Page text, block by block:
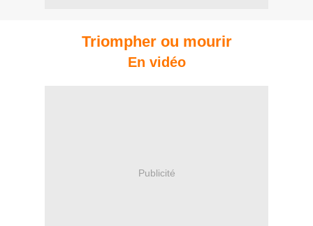
Triompher ou mourir
En vidéo
Publicité